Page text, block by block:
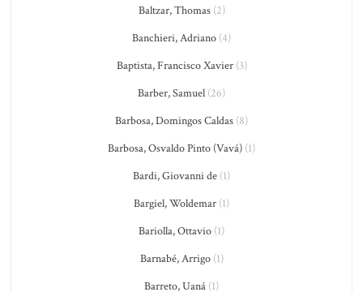
Baltzar, Thomas(2)
Banchieri, Adriano (4)
Baptista, Francisco Xavier(3)
Barber, Samuel (26)
Barbosa, Domingos Caldas (8)
Barbosa, Osvaldo Pinto (Vavá) (1)
Bardi, Giovanni de (1)
Bargiel, Woldemar (1)
Bariolla, Ottavio (1)
Barnabé, Arrigo(1)
Barreto, Uaná (1)